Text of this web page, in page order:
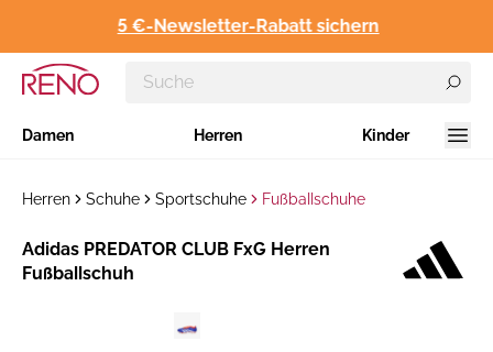
5 €-Newsletter-Rabatt sichern
Damen Herren Kinder
Herren Schuhe Sportschuhe Fußballschuhe
Hersteller:
​Adidas PREDATOR CLUB FxG Herren
Fußballschuh